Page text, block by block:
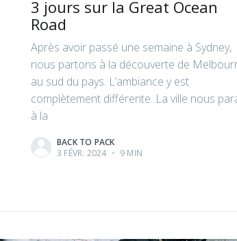
3 jours sur la Great Ocean
Road
Après avoir passé une semaine à Sydney,
nous partons à la découverte de
au sud du pays. L’ambiance y est
complètement différente. La ville nous
à la
BACK TO PACK
3 FÉVR. 2024 • 9 MIN